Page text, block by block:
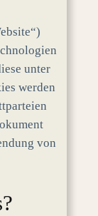
unter
werden
von